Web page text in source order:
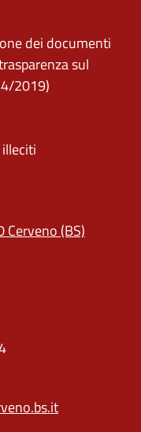
dei documenti
sul
2019)
(BS)